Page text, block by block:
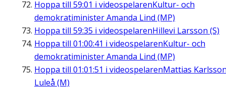
Hoppa till 59:01 i videospelarenKultur- och
demokratiminister Amanda Lind (MP)
Hoppa till 59:35 i videospelarenHillevi Larsson (S)
Hoppa till 01:00:41 i videospelarenKultur- och
demokratiminister Amanda Lind (MP)
Hoppa till 01:01:51 i videospelarenMattias
Luleå (M)